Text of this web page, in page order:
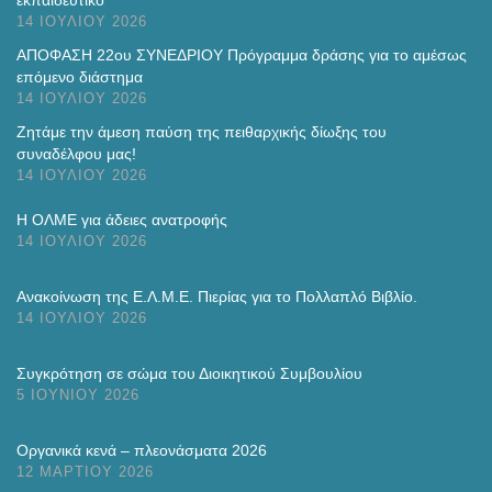
14 ΙΟΥΛΊΟΥ 2026
ΑΠΟΦΑΣΗ 22ου ΣΥΝΕΔΡΙΟΥ Πρόγραμμα δράσης για το αμέσως
επόμενο διάστημα
14 ΙΟΥΛΊΟΥ 2026
Ζητάμε την άμεση παύση της πειθαρχικής δίωξης του
συναδέλφου μας!
14 ΙΟΥΛΊΟΥ 2026
H ΟΛΜΕ για άδειες ανατροφής
14 ΙΟΥΛΊΟΥ 2026
Ανακοίνωση της Ε.Λ.Μ.Ε. Πιερίας για το Πολλαπλό Βιβλίο.
14 ΙΟΥΛΊΟΥ 2026
Συγκρότηση σε σώμα του Διοικητικού Συμβουλίου
5 ΙΟΥΝΊΟΥ 2026
Οργανικά κενά – πλεονάσματα 2026
12 ΜΑΡΤΊΟΥ 2026